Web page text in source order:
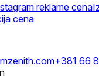
reklame cena
cena
+381 66